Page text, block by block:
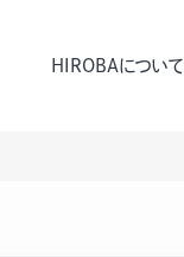
HIROBAについて